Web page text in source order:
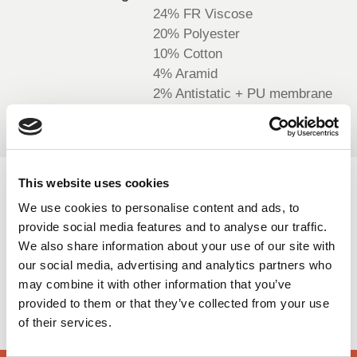
This website uses cookies
We use cookies to personalise content and ads, to
provide social media features and to analyse our traffic.
We also share information about your use of our site with
our social media, advertising and analytics partners who
may combine it with other information that you’ve
provided to them or that they’ve collected from your use
of their services.
SWEDEN
UK, NORTHERN
IRELAND &
REPUBLIC OF
IRELAND
24% FR Viscose
20% Polyester
10% Cotton
4% Aramid
2% Antistatic + PU membrane
On-line Farben - Bitte kontaktieren Sie uns für Informationen
über neue Ergänzungen der Farbpalette , die über den
speziellen Farbstoff-Service einschließlich derjenigen, die
auf Aufträge Mindest meterage unterliegen können